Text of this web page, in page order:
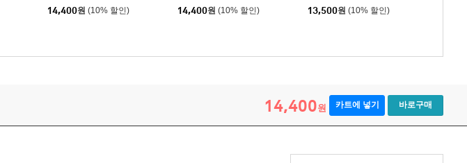
14,400원 (10% 할인)
14,400원 (10% 할인)
13,500원 (10% 할인)
14,400원 카트에 넣기 바로구매